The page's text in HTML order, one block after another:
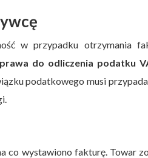
w przypadku otrzymania
do odliczenia podatku
podatkowego musi
co wystawiono fakturę. Towar